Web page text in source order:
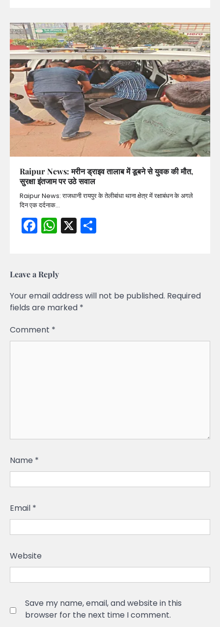
Raipur News: मरीन ड्राइव तालाब में डूबने से युवक की मौत,
सुरक्षा इंतजाम पर उठे सवाल
Raipur News: राजधानी रायपुर के तेलीबांधा थाना क्षेत्र में रक्षाबंधन के अगले
दिन एक दर्दनाक…
Facebook
WhatsApp
X
Leave a Reply
Your email address will not be published. Required
fields are marked *
Comment *
Name *
Email *
Website
Save my name, email, and website in this
browser for the next time I comment.